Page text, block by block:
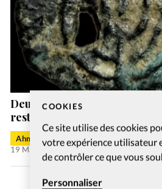
COOKIES
Ce site utilise des cookies
votre expérience utilisateur
de contrôler ce que vous
Personnaliser
Deux très rares pièces
restituées à Israël
Ahmed T.
19 Mai 2026